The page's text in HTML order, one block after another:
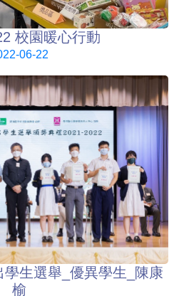
校園暖心行動
06-22
生選舉_優異學生_陳康
榆